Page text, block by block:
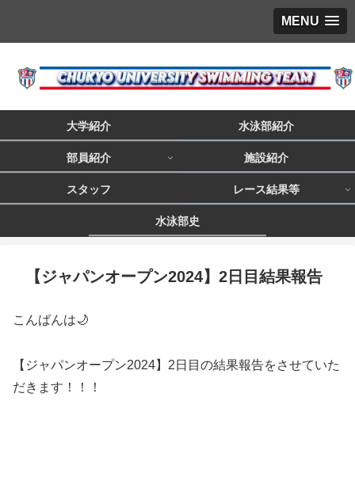
MENU
大学紹介 水泳部紹介
部員紹介 施設紹介
スタッフ レース結果等
水泳部史
【ジャパンオープン2024】2日目結果報告
こんばんは🌙
【ジャパンオープン2024】2日目の結果報告をさせていた
だきます！！！